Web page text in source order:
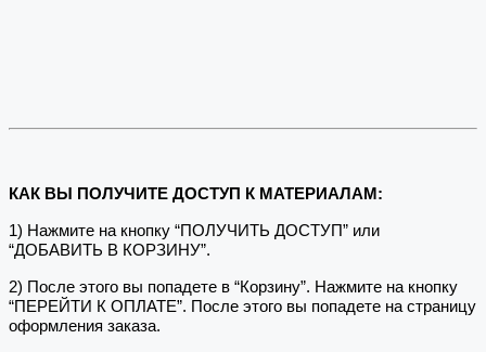
КАК ВЫ ПОЛУЧИТЕ ДОСТУП К МАТЕРИАЛАМ:
1) Нажмите на кнопку “ПОЛУЧИТЬ ДОСТУП” или
“ДОБАВИТЬ В КОРЗИНУ”.
2) После этого вы попадете в “Корзину”. Нажмите на кнопку
“ПЕРЕЙТИ К ОПЛАТЕ”. После этого вы попадете на страницу
оформления заказа.